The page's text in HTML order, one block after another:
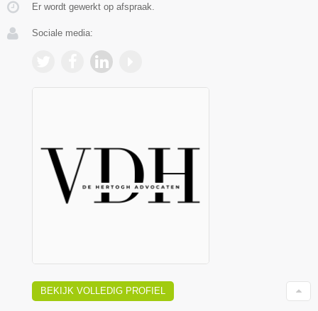
Er wordt gewerkt op afspraak.
Sociale media:
BEKIJK VOLLEDIG PROFIEL